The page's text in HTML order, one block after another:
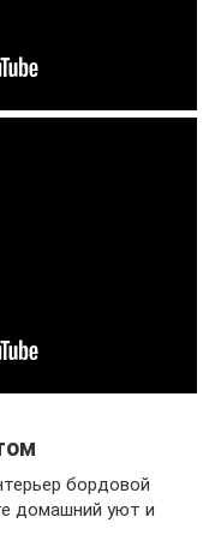
бордовой
домашний уют и